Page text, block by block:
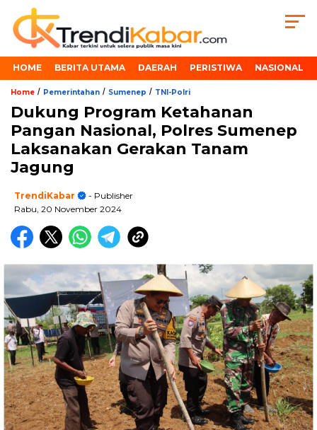
HOME BERITA UTAMA DAERAH PERISTIWA NASIONAL
Home / Pemerintahan / Sumenep / TNI-Polri
Dukung Program Ketahanan
Pangan Nasional, Polres Sumenep
Laksanakan Gerakan Tanam
Jagung
TrendiKabar
- Publisher
Rabu, 20 November 2024